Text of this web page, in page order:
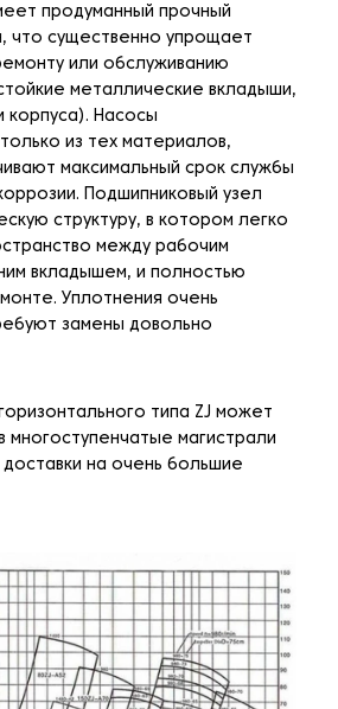
продуманный прочный
что существенно упрощает
или обслуживанию
металлические вкладыши,
корпуса). Насосы
из тех материалов,
максимальный срок службы
Подшипниковый узел
структуру, в котором легко
между рабочим
вкладышем, и полностью
Уплотнения очень
замены довольно
типа ZJ может
многоступенчатые магистрали
на очень большие